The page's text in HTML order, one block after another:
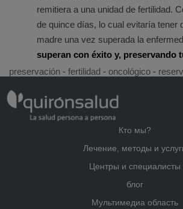
remitiera a una unidad de fertilidad.
de quince días, lo cual evitaría tener
madre una vez superada la
superan con éxito y, preservando
preservación - fertilidad - oncológico -
Кто мы?
Лечение, методы и
Центры и специалисты
блог
Мультимедиа область